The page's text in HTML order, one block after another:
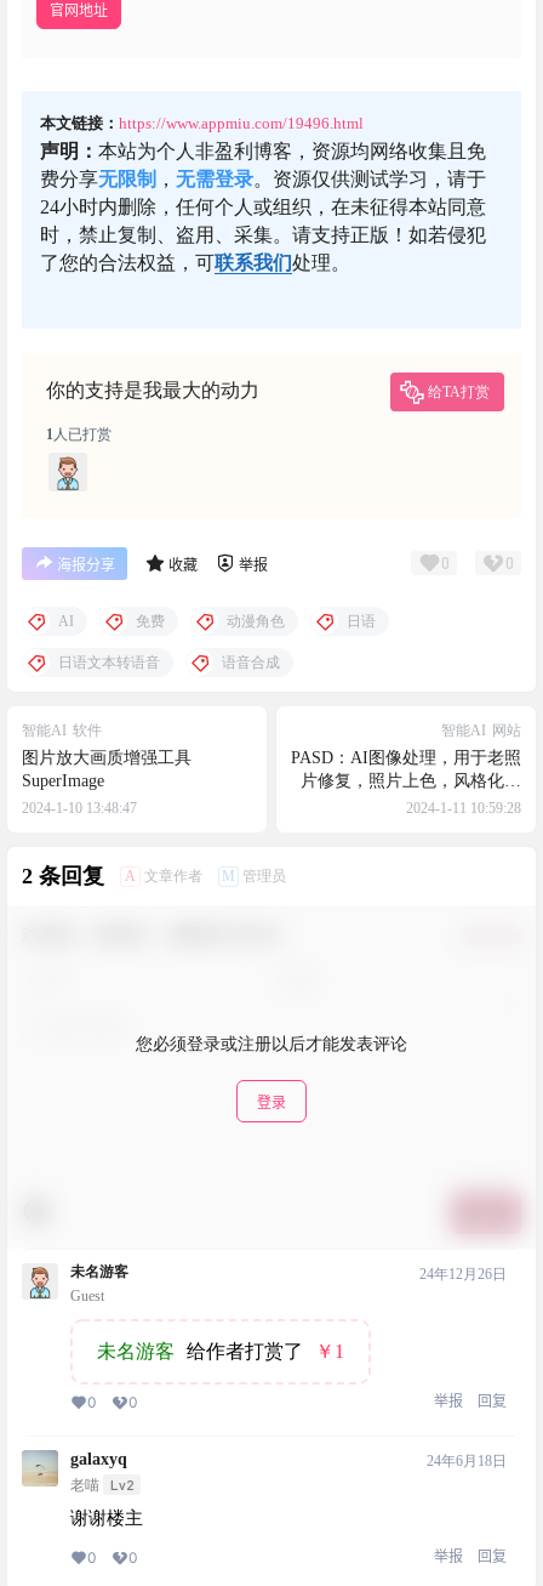
官网地址
本文链接： https://www.appmiu.com/19496.html
声明： 本站为个人非盈利博客，资源均网络收集且免
费分享无限制 ， 无需登录。资源仅供测试学习，请于
24小时内删除，任何个人或组织，在未征得本站同意
时，禁止复制、盗用、采集。请支持正版！如若侵犯
了您的合法权益，可联系我们处理。
你的支持是我最大的动力 给TA打赏
1 人已打赏
海报分享 收藏 举报 0 0
AI 免费 动漫角色 日语
日语文本转语音 语音合成
智能AI 软件
图片放大画质增强工具
SuperImage
2024-1-10 13:48:47
智能AI 网站
PASD：AI图像处理，用于老照
片修复，照片上色，风格化改
变，画质修复
2024-1-11 10:59:28
2 条回复 A 文章作者 M 管理员
您必须登录或注册以后才能发表评论
登录
未名游客
Guest
24年12月26日
未名游客 给作者打赏了 ￥1
0 0 举报 回复
galaxyq
老喵 Lv2
24年6月18日
谢谢楼主
0 0 举报 回复